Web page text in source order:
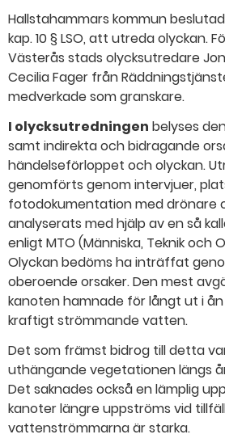
Hallstahammars kommun
kap. 10 § LSO, att utreda olyckan.
Västerås stads olycksutredare
Cecilia Fager från
medverkade som granskare.
I olycksutredningen belyses
samt indirekta och bidragande
händelseförloppet och olyckan.
genomförts genom intervjuer,
fotodokumentation med drönare
analyserats med hjälp av en så
enligt MTO (Människa, Teknik och
Olyckan bedöms ha inträffat
oberoende orsaker. Den mest
kanoten hamnade för långt ut i
kraftigt strömmande vatten.
Det som främst bidrog till detta
uthängande vegetationen längs
Det saknades också en lämplig
kanoter längre uppströms vid
vattenströmmarna är starka.